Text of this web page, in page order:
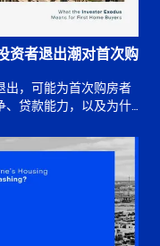
资者退出潮对首次购
出，可能为首次购房者
、贷款能力，以及为什